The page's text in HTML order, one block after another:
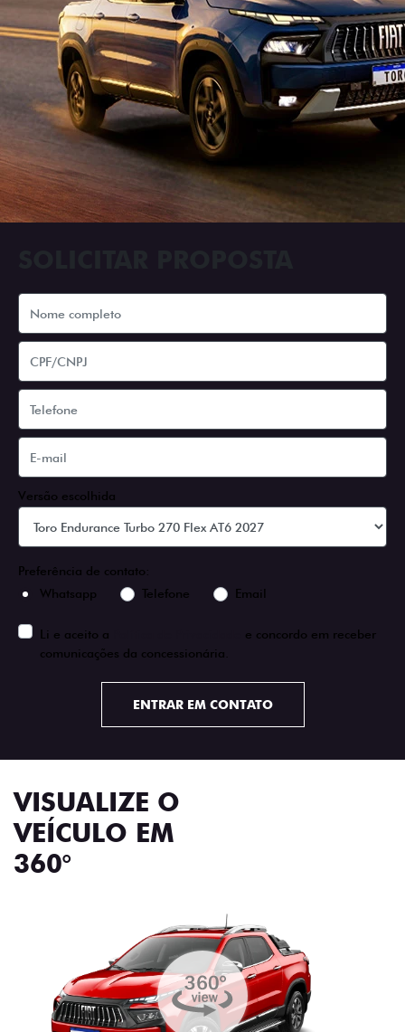
Versão escolhida
Preferência de contato:
Whatsapp
Telefone Email
Li e aceito a
e concordo em receber
comunicações da concessionária.
ENTRAR EM CONTATO
VISUALIZE O
VEÍCULO EM
360°